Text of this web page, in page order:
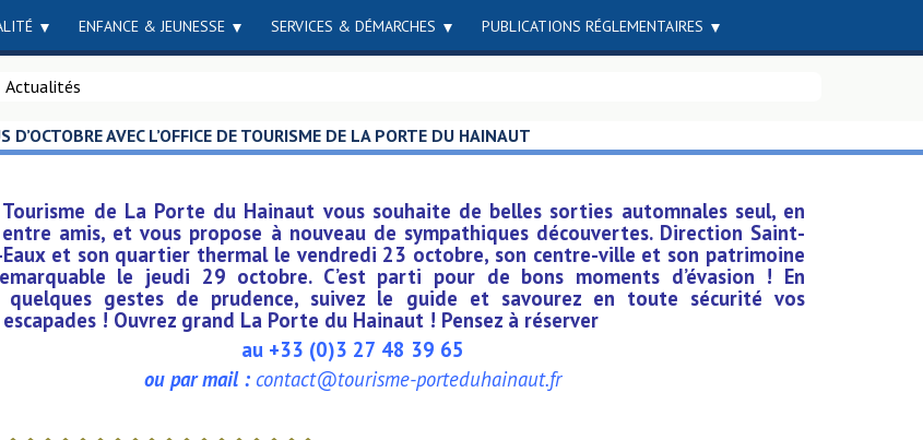
ENFANCE & JEUNESSE SERVICES & DÉMARCHES PUBLICATIONS RÉGLEMENTAIRES
Actualités
D’OCTOBRE AVEC L’OFFICE DE TOURISME DE LA PORTE DU HAINAUT
Tourisme de La Porte du Hainaut vous souhaite de belles sorties automnales seul, en
amis, et vous propose à nouveau de sympathiques découvertes. Direction Saint-
Eaux et son quartier thermal le vendredi 23 octobre, son centre-ville et son patrimoine
le jeudi 29 octobre. C’est parti pour de bons moments d’évasion ! En
quelques gestes de prudence, suivez le guide et savourez en toute sécurité vos
! Ouvrez grand La Porte du Hainaut ! Pensez à réserver
au +33 (0)3 27 48 39 65
ou par mail : contact@tourisme-porteduhainaut.fr